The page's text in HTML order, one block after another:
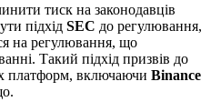
тиск на законодавців
підхід SEC до регулювання,
на регулювання, що
Такий підхід призвів до
платформ, включаючи Binance